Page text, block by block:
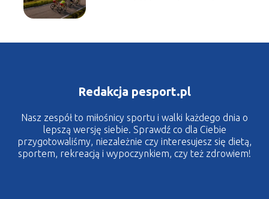
Redakcja pesport.pl
Nasz zespół to miłośnicy sportu i walki każdego dnia o
lepszą wersję siebie. Sprawdź co dla Ciebie
przygotowaliśmy, niezależnie czy interesujesz się dietą,
sportem, rekreacją i wypoczynkiem, czy też zdrowiem!